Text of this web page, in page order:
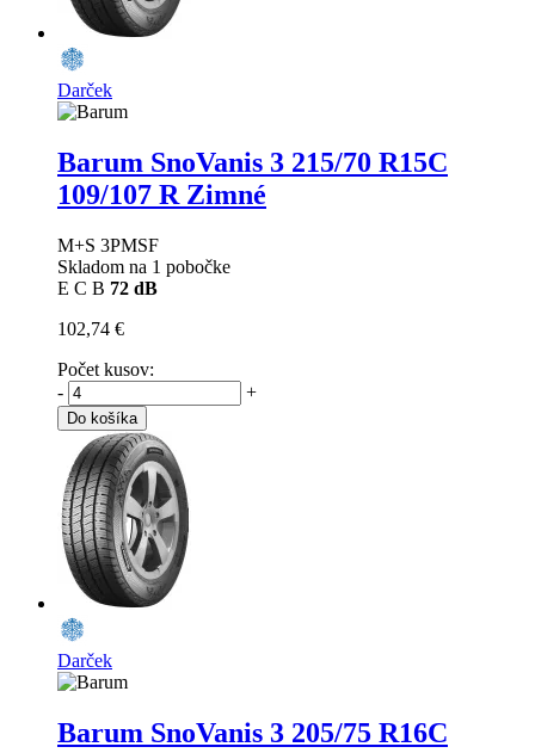
Darček
Barum SnoVanis 3 215/70 R15C
109/107 R Zimné
M+S 3PMSF
Skladom na 1 pobočke
E C B 72 dB
102,74 €
Počet kusov:
-
+
Do košíka
Darček
Barum SnoVanis 3 205/75 R16C